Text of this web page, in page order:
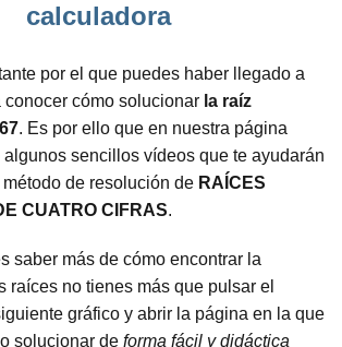
calculadora
por el que puedes haber llegado a
cómo solucionar la raíz
. Es por ello que en nuestra página
sencillos vídeos que te ayudarán
de resolución de RAÍCES
CUATRO CIFRAS.
saber más de cómo encontrar la
raíces no tienes más que pulsar el
gráfico y abrir la página en la que
solucionar de forma fácil y didáctica